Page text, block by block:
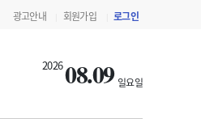
광고안내 회원가입 로그인
202608.09 일요일